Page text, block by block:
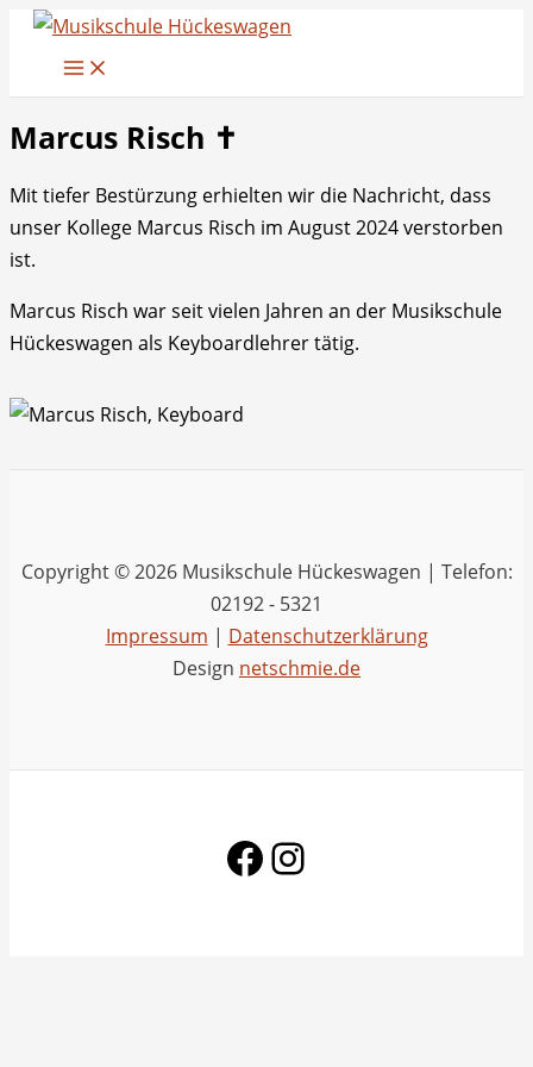
Zum
Marcus Risch ✝
Mit tiefer Bestürzung erhielten wir die Nachricht, dass
unser Kollege Marcus Risch im August 2024 verstorben
ist.
Marcus Risch war seit vielen Jahren an der Musikschule
Hückeswagen als Keyboardlehrer tätig.
Copyright © 2026 Musikschule Hückeswagen | Telefon:
02192 - 5321
Impressum | Datenschutzerklärung
Design netschmie.de
Facebook
Instagram